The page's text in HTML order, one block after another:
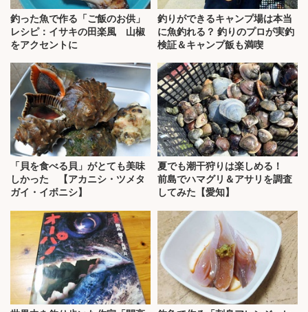
釣った魚で作る「ご飯のお供」
レシピ：イサキの田楽風 山椒
をアクセントに
釣りができるキャンプ場は本当
に魚釣れる？ 釣りのプロが実釣
検証＆キャンプ飯も満喫
「貝を食べる貝」がとても美味
しかった 【アカニシ・ツメタ
ガイ・イボニシ】
夏でも潮干狩りは楽しめる！
前島でハマグリ＆アサリを調査
してみた【愛知】